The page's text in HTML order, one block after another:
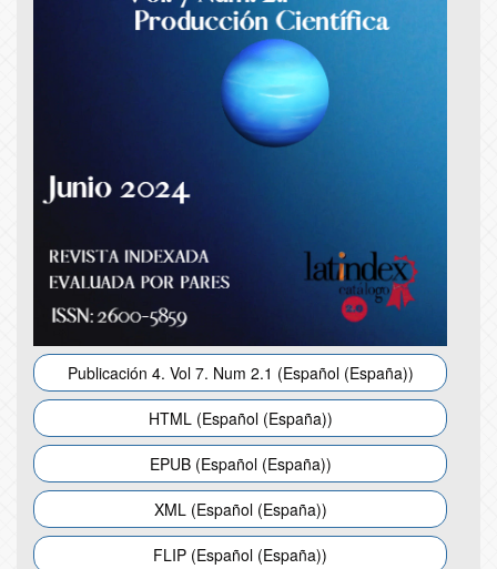
Publicación 4. Vol 7. Num 2.1 (Español (España))
HTML (Español (España))
EPUB (Español (España))
XML (Español (España))
FLIP (Español (España))